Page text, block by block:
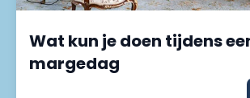
Wat kun je doen tijdens
margedag